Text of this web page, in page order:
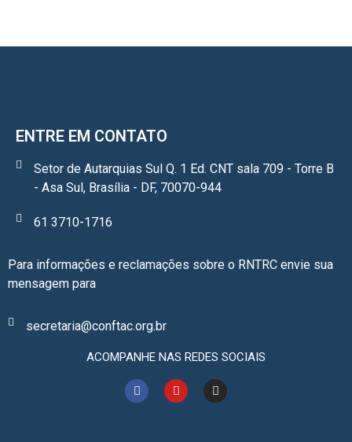
ENTRE EM CONTATO
Setor de Autarquias Sul Q. 1 Ed. CNT sala 709 - Torre B
- Asa Sul, Brasília - DF, 70070-944
61 3710-1716
Para informações e reclamações sobre o RNTRC envie sua
mensagem para
secretaria@conftac.org.br
ACOMPANHE NAS REDES SOCIAIS